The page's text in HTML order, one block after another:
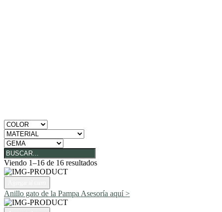
Viendo 1–16 de 16 resultados
Anillo gato de la Pampa Asesoría aquí >